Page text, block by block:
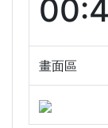
畫面區